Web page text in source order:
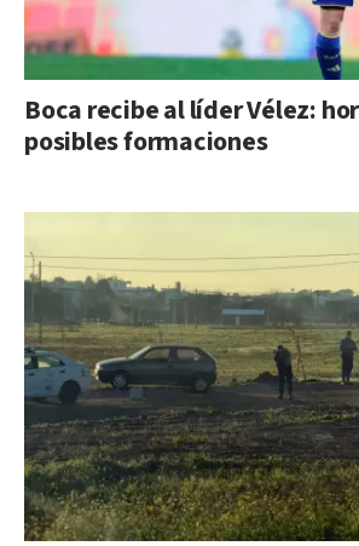
Boca recibe al líder Vélez:
posibles formaciones